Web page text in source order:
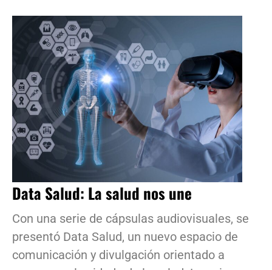
Data Salud: La salud nos une
Con una serie de cápsulas audiovisuales, se
presentó Data Salud, un nuevo espacio de
comunicación y divulgación orientado a